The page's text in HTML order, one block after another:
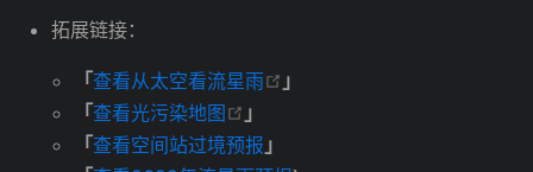
拓展链接：
「查看从太空看流星雨 open in new window
」
「查看光污染地图 open in new window
」
「查看空间站过境预报 」